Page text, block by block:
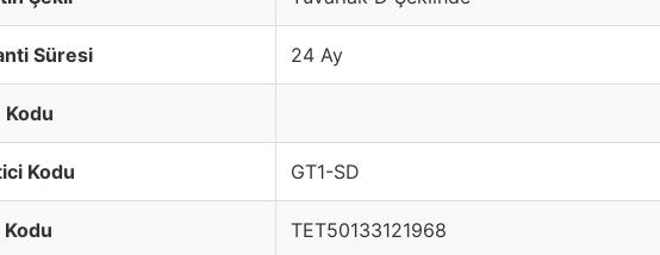
Süresi 24 Ay
Kodu
Kodu GT1-SD
Kodu TET50133121968